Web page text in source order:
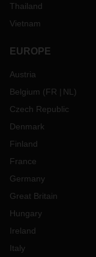
Thailand
Vietnam
EUROPE
Austria
Belgium (FR NL )
Czech Republic
Denmark
Finland
France
Germany
Great Britain
Hungary
Ireland
Italy